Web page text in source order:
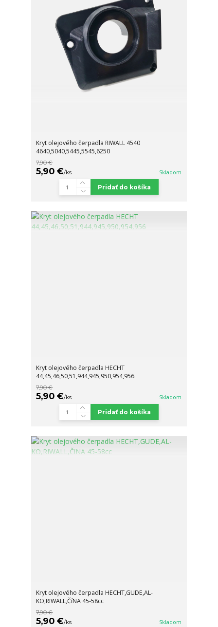
Kryt olejového čerpadla RIWALL 4540
4640,5040,5445,5545,6250
7,90 €
5,90 €/ks Skladom
Pridať do košíka
Kryt olejového čerpadla HECHT
44,45,46,50,51,944,945,950,954,956
7,90 €
5,90 €/ks Skladom
Pridať do košíka
Kryt olejového čerpadla HECHT,GUDE,AL-
KO,RIWALL,ČíNA 45-58cc
7,90 €
5,90 €/ks Skladom